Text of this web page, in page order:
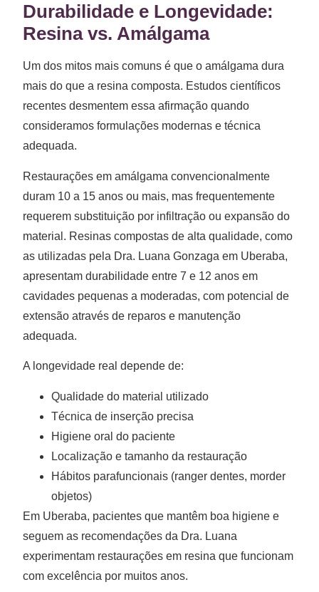
Durabilidade e Longevidade:
Resina vs. Amálgama
Um dos mitos mais comuns é que o amálgama dura
mais do que a resina composta. Estudos científicos
recentes desmentem essa afirmação quando
consideramos formulações modernas e técnica
adequada.
Restaurações em amálgama convencionalmente
duram 10 a 15 anos ou mais, mas frequentemente
requerem substituição por infiltração ou expansão do
material. Resinas compostas de alta qualidade, como
as utilizadas pela Dra. Luana Gonzaga em Uberaba,
apresentam durabilidade entre 7 e 12 anos em
cavidades pequenas a moderadas, com potencial de
extensão através de reparos e manutenção
adequada.
A longevidade real depende de:
Qualidade do material utilizado
Técnica de inserção precisa
Higiene oral do paciente
Localização e tamanho da restauração
Hábitos parafuncionais (ranger dentes, morder
objetos)
Em Uberaba, pacientes que mantêm boa higiene e
seguem as recomendações da Dra. Luana
experimentam restaurações em resina que funcionam
com excelência por muitos anos.